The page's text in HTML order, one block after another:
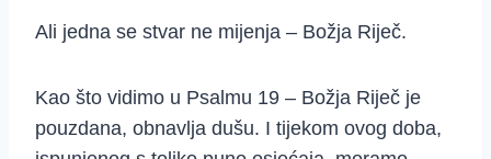
Ali jedna se stvar ne mijenja – Božja Riječ.
Kao što vidimo u Psalmu 19 – Božja Riječ je
pouzdana, obnavlja dušu. I tijekom ovog doba,